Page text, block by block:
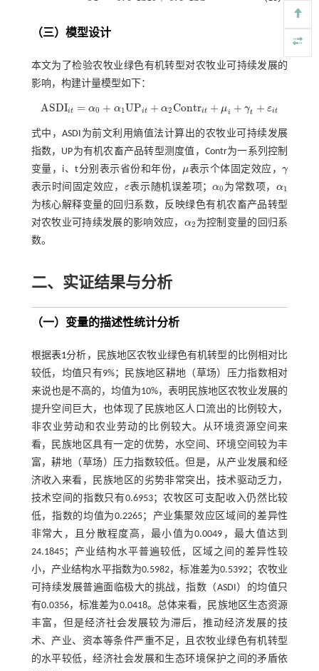
（三）模型设计
本文为了检验农牧业绿色有机转型对农牧业可持续发展的
影响，构建计量模型如下：
ASDIit = α0 + α1UPit + α2Contrit + μi + γt + εit
ASDIit=α 0+ α1U Pit +α2Cont rit+μi+γt+εit
式中，ASDI为前文利用熵值法计算出的农牧业可持续发展
指数，UP为有机农畜产品转型测度值，Contr为一系列控制
变量，i、t分别表示省份和年份，
μ
μ表示个体固定效应，γ
γ
表示时间固定效应， ε
ε表示随机误差项；α0
α0 为常数项，α1
α1
为核心解释变量的回归系数，反映绿色有机农畜产品转型
对农牧业可持续发展的影响效应， α2
α2 为控制变量的回归系
数。
二、实证结果与分析
（一）变量的描述性统计分析
根据表1分析，民族地区农牧业绿色有机转型的比例相对比
较低，均值只有9%；民族地区耕地（草场）压力指数相对
来说也是不高的，均值为10%，表明民族地区农牧业发展的
提升空间巨大，也体现了民族地区人口流出的比例较大，
非农业劳动和农业劳动的比例较大。从环境资源空间来
看，民族地区具有一定的优势，水空间、环境空间较为丰
富，耕地（草场）压力指数较低。但是，从产业发展和经
济收入来看，民族地区的劣势非常突出，技术驱动乏力，
技术空间的指数只有0.6953；农牧区可支配收入仍然比较
低，指数的均值为0.2265；产业集聚效应区域间的差异性
非常大，且分散程度高，最小值为0.0049，最大值达到
24.1845；产业结构水平普遍较低，区域之间的差异性较
小，产业结构水平指数为0.5982，标准差为0.5392；农牧业
可持续发展普遍面临极大的挑战，指数（ASDI）的均值只
有0.0356，标准差为0.0418。总体来看，民族地区生态资源
丰富，但是经济社会发展较为滞后，推动经济发展的技
术、产业、资本等条件严重不足，且农牧业绿色有机转型
的水平较低，经济社会发展和生态环境保护之间的矛盾依